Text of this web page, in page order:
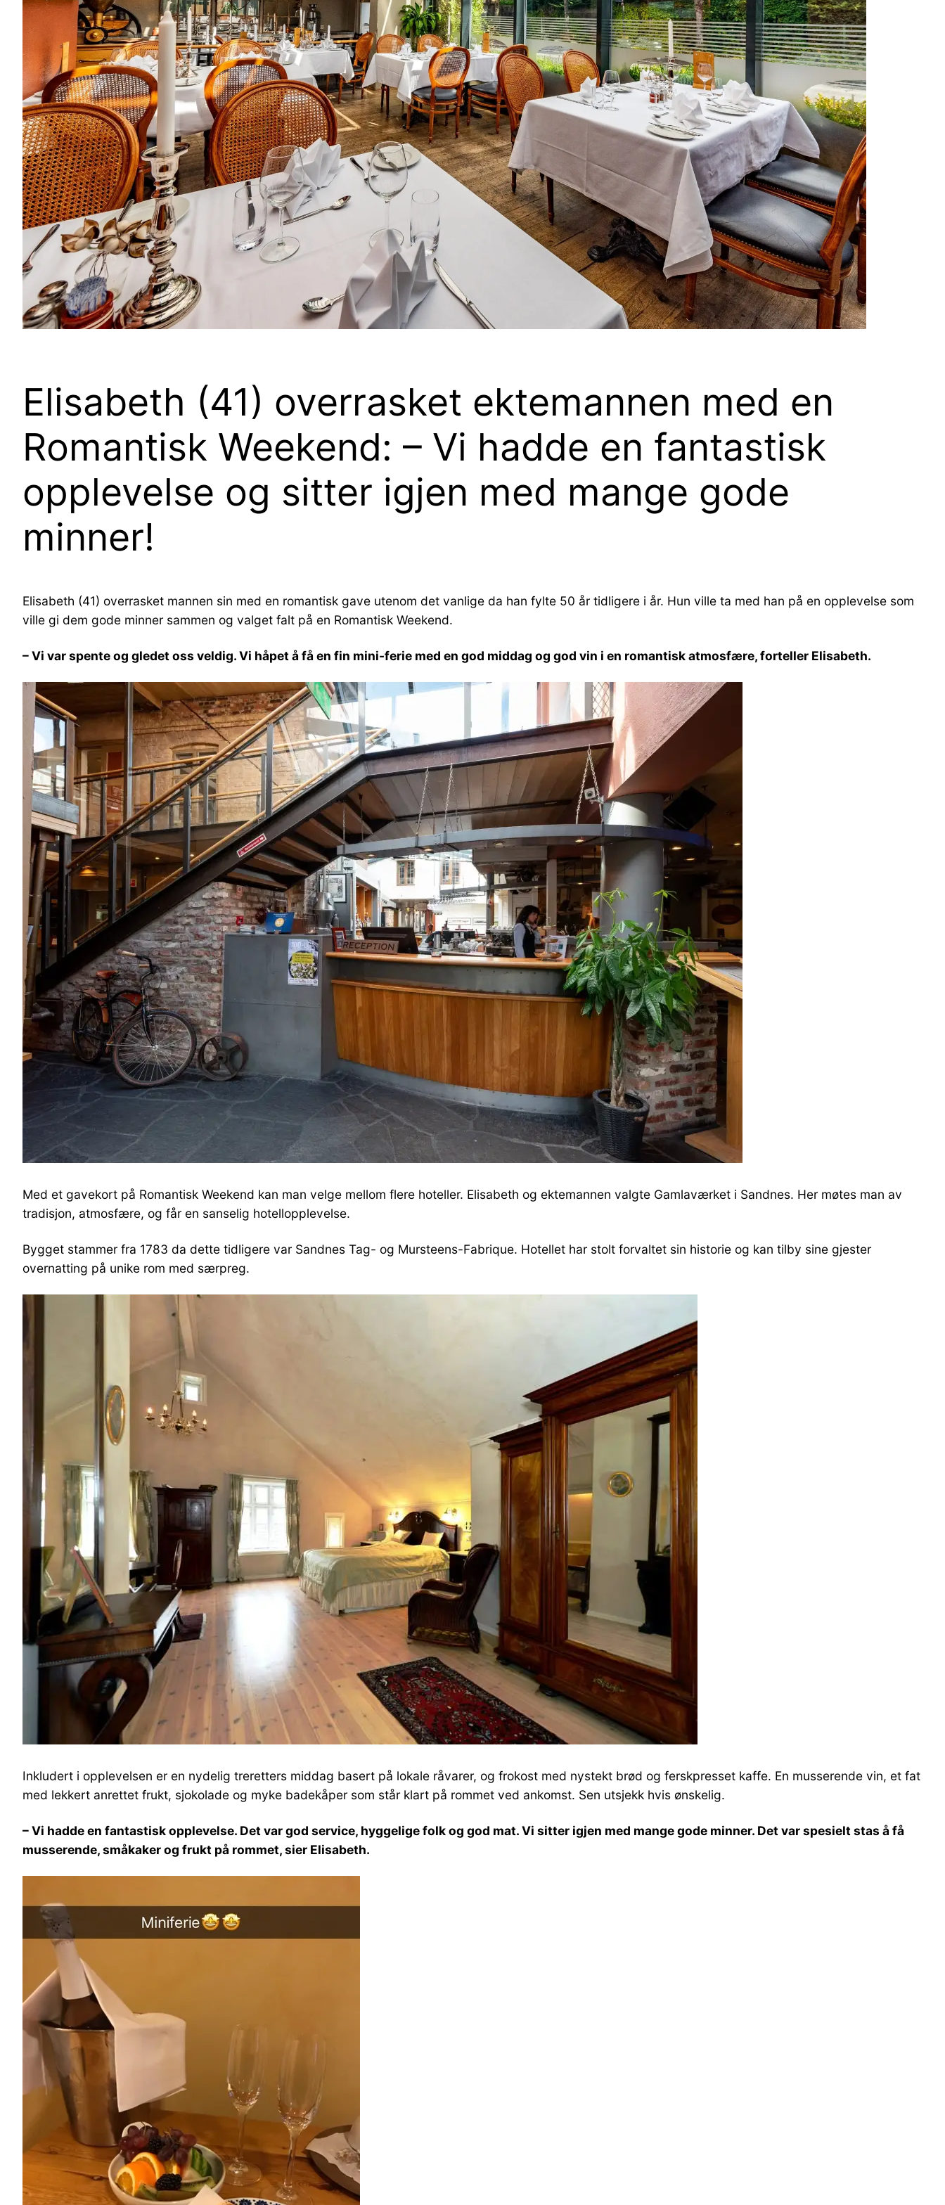
Elisabeth (41) overrasket ektemannen med en
Romantisk Weekend: – Vi hadde en fantastisk
opplevelse og sitter igjen med mange gode
minner!
Elisabeth (41) overrasket mannen sin med en romantisk gave utenom det vanlige da han fylte 50 år tidligere i år. Hun ville ta med han på en opplevelse som
ville gi dem gode minner sammen og valget falt på en Romantisk Weekend.
– Vi var spente og gledet oss veldig. Vi håpet å få en fin mini-ferie med en god middag og god vin i en romantisk atmosfære, forteller Elisabeth.
Med et gavekort på Romantisk Weekend kan man velge mellom flere hoteller. Elisabeth og ektemannen valgte Gamlaværket i Sandnes. Her møtes man av
tradisjon, atmosfære, og får en sanselig hotellopplevelse.
Bygget stammer fra 1783 da dette tidligere var Sandnes Tag- og Mursteens-Fabrique. Hotellet har stolt forvaltet sin historie og kan tilby sine gjester
overnatting på unike rom med særpreg.
Inkludert i opplevelsen er en nydelig treretters middag basert på lokale råvarer, og frokost med nystekt brød og ferskpresset kaffe. En musserende vin, et fat
med lekkert anrettet frukt, sjokolade og myke badekåper som står klart på rommet ved ankomst. Sen utsjekk hvis ønskelig.
– Vi hadde en fantastisk opplevelse. Det var god service, hyggelige folk og god mat. Vi sitter igjen med mange gode minner. Det var spesielt stas å få
musserende, småkaker og frukt på rommet, sier Elisabeth.